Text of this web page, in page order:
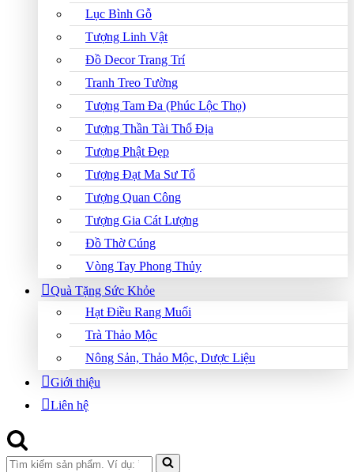
Lục Bình Gỗ
Tượng Linh Vật
Đồ Decor Trang Trí
Tranh Treo Tường
Tượng Tam Đa (Phúc Lộc Thọ)
Tượng Thần Tài Thổ Địa
Tượng Phật Đẹp
Tượng Đạt Ma Sư Tổ
Tượng Quan Công
Tượng Gia Cát Lượng
Đồ Thờ Cúng
Vòng Tay Phong Thủy
Quà Tặng Sức Khỏe
Hạt Điều Rang Muối
Trà Thảo Mộc
Nông Sản, Thảo Mộc, Dược Liệu
Giới thiệu
Liên hệ
Search